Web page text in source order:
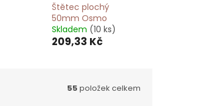
Štětec plochý
50mm Osmo
Skladem (10 ks)
209,33 Kč
55 položek celkem